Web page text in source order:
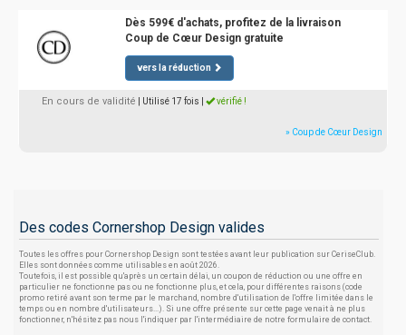
Dès 599€ d'achats, profitez de la livraison
Coup de Cœur Design gratuite
vers la réduction
En cours de validité | Utilisé 17 fois vérifié !
» Coup de Cœur Design
Des codes Cornershop Design valides
Toutes les offres pour Cornershop Design sont testées avant leur publication sur CeriseClub.
Elles sont données comme utilisables en août 2026.
Toutefois, il est possible qu'après un certain délai, un coupon de réduction ou une offre en
particulier ne fonctionne pas ou ne fonctionne plus, et cela, pour différentes raisons (code
promo retiré avant son terme par le marchand, nombre d'utilisation de l'offre limitée dans le
temps ou en nombre d'utilisateurs...). Si une offre présente sur cette page venait à ne plus
fonctionner, n'hésitez pas nous l'indiquer par l'intermédiaire de notre formulaire de contact.